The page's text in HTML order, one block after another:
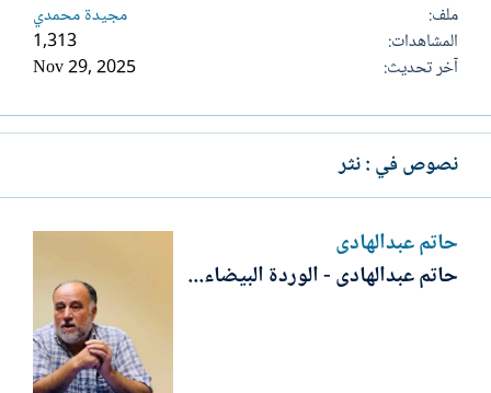
ملف
مجيدة محمدي
المشاهدات
1,313
آخر تحديث
Nov 29, 2025
نصوص في : نثر
حاتم عبدالهادى
حاتم عبدالهادى - الوردة البيضاء...